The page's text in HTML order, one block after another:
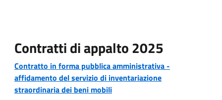
Contratti di appalto 2025
Contratto in forma pubblica amministrativa -
affidamento del servizio di inventariazione
straordinaria dei beni mobili